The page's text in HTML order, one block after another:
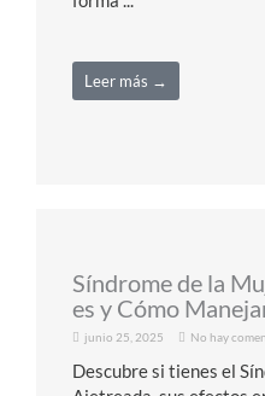
Leer más →
Síndrome de la
es y Cómo
junio 25, 2025 No hay
Descubre si tienes el